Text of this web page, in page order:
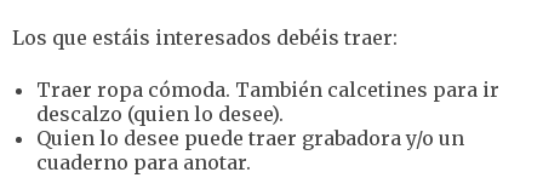
Los que estáis interesados debéis traer:
Traer ropa cómoda. También calcetines para ir
descalzo (quien lo desee).
Quien lo desee puede traer grabadora y/o un
cuaderno para anotar.